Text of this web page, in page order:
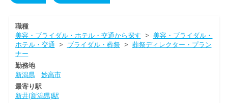
職種
美容・ブライダル・ホテル・交通から探す > 美容・ブライダル・
ホテル・交通 > ブライダル・葬祭> 葬祭ディレクター・プラン
ナー
勤務地
新潟県
妙高市
最寄り駅
新井(新潟県)駅